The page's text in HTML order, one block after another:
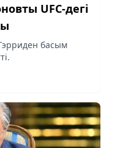
UFC-дегі
басым